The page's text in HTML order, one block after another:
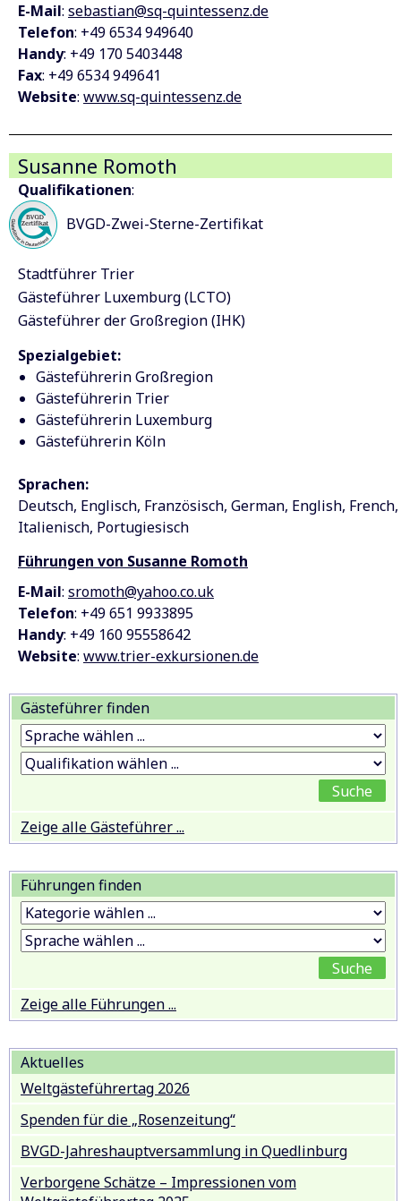
E-Mail: sebastian@sq-quintessenz.de
Telefon: +49 6534 949640
Handy: +49 170 5403448
Fax: +49 6534 949641
Website: www.sq-quintessenz.de
Susanne Romoth
Qualifikationen:
BVGD-Zwei-Sterne-Zertifikat
Stadtführer Trier
Gästeführer Luxemburg (LCTO)
Gästeführer der Großregion (IHK)
Spezialgebiet:
Gästeführerin Großregion
Gästeführerin Trier
Gästeführerin Luxemburg
Gästeführerin Köln
Sprachen:
Deutsch Englisch Französisch German English French
Italienisch Portugiesisch
Führungen von Susanne Romoth
E-Mail: sromoth@yahoo.co.uk
Telefon: +49 651 9933895
Handy: +49 160 95558642
Website: www.trier-exkursionen.de
Gästeführer finden
Zeige alle Gästeführer ...
Führungen finden
Zeige alle Führungen ...
Aktuelles
Weltgästeführertag 2026
Spenden für die „Rosenzeitung“
BVGD-Jahreshauptversammlung in Quedlinburg
Verborgene Schätze – Impressionen vom